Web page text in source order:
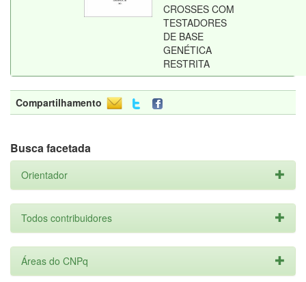
CROSSES COM
TESTADORES
DE BASE
GENÉTICA
RESTRITA
Compartilhamento
Busca facetada
Orientador
Todos contribuidores
Áreas do CNPq